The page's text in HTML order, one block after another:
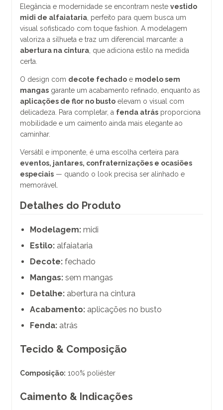
Elegância e modernidade se encontram neste vestido
midi de alfaiataria , perfeito para quem busca um
visual sofisticado com toque fashion. A modelagem
valoriza a silhueta e traz um diferencial marcante: a
abertura na cintura , que adiciona estilo na medida
certa.
O design com decote fechado e modelo sem
mangas garante um acabamento refinado, enquanto as
aplicações de flor no busto elevam o visual com
delicadeza. Para completar, a fenda atrás proporciona
mobilidade e um caimento ainda mais elegante ao
caminhar.
Versátil e imponente, é uma escolha certeira para
eventos, jantares, confraternizações e ocasiões
especiais — quando o look precisa ser alinhado e
memorável.
Detalhes do Produto
Modelagem: midi
Estilo: alfaiataria
Decote: fechado
Mangas: sem mangas
Detalhe: abertura na cintura
Acabamento: aplicações no busto
Fenda: atrás
Tecido & Composição
Composição: 100% poliéster
Caimento & Indicações